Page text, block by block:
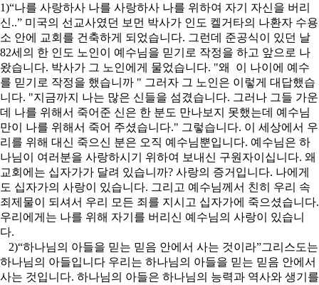
1)“나를 사랑하사 나를 사랑하사 나를 위하여 자기 자신을 버리
신..” 미국의 선교사였던 보먼 박사가 인도 켈거타의 나환자 수용
소 안에 교회를 건축하게 되었습니다. 그런데 준공식이 있던 날
82세의 한 인도 노인이 예수님을 믿기로 작정을 하고 앞으로 나
왔습니다. 박사가 그 노인에게 물었습니다. "왜 이 나이에 예수
를 믿기로 작정을 했습니까 " 그러자 그 노인은 이렇게 대답했습
니다. "지금까지 나는 많은 신들을 섬겼습니다. 그러나 그들 가운
데 나를 위해서 죽어준 신은 한 분도 만나보지 못했는데 예수님
만이 나를 위해서 죽어 주셨습니다." 그렇습니다. 이 세상에서 우
리를 위해 대신 죽으신 분은 오직 예수님뿐입니다. 예수님은 하
나님이 여러분을 사랑하시기 위하여 보내신 구원자이십니다. 왜
교회에는 십자가가 달려 있습니까? 사랑의 증거입니다. 나에게
도 십자가의 사랑이 있습니다. 그리고 예수님께서 친히 우리 속
죄제물이 되셔서 우리 모든 죄를 지시고 십자가에 죽으셨습니다.
우리에게는 나를 위해 자기를 버리신 예수님의 사랑이 있습니
다.
2)“하나님의 아들을 믿는 믿음 안에서 사는 것이라”그리스도는
하나님의 아들입니다 우리는 하나님의 아들을 믿는 믿음 안에서
사는 것입니다. 하나님의 아들은 하나님의 능력과 역사와 생기를